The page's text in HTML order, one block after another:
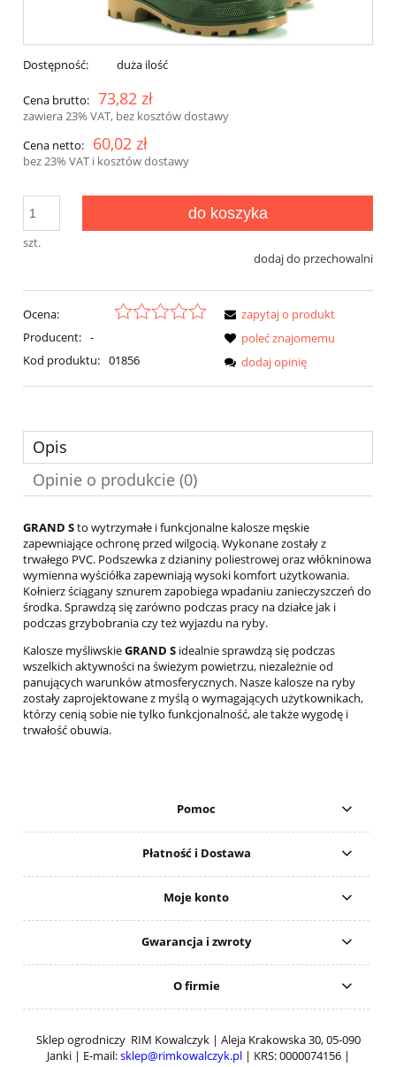
Dostępność: duża ilość
Cena brutto: 73,82 zł
zawiera 23% VAT, bez kosztów dostawy
Cena netto:
60,02 zł
bez 23% VAT i kosztów dostawy
szt.
do koszyka
dodaj do przechowalni
Ocena:
Producent: -
Kod produktu: 01856
zapytaj o produkt
poleć znajomemu
dodaj opinię
Opis
Opinie o produkcie (0)
GRAND Sto wytrzymałe i funkcjonalne kalosze męskie
zapewniające ochronę przed wilgocią. Wykonane zostały z
trwałego PVC. Podszewka z dzianiny poliestrowej oraz włókninowa
wymienna wyściółka zapewniają wysoki komfort użytkowania.
Kołnierz ściągany sznurem zapobiega wpadaniu zanieczyszczeń do
środka. Sprawdzą się zarówno podczas pracy na działce jak i
podczas grzybobrania czy też wyjazdu na ryby.
Kalosze myśliwskieGRAND S idealnie sprawdzą się podczas
wszelkich aktywności na świeżym powietrzu, niezależnie od
panujących warunków atmosferycznych. Nasze kalosze na ryby
zostały zaprojektowane z myślą o wymagających użytkownikach,
którzy cenią sobie nie tylko funkcjonalność, ale także wygodę i
trwałość obuwia.
Pomoc
Płatność i Dostawa
Moje konto
Gwarancja i zwroty
O firmie
Sklep ogrodniczy RIM Kowalczyk | Aleja Krakowska 30, 05-090
Janki | E-mail:sklep@rimkowalczyk.pl| KRS: 0000074156 |